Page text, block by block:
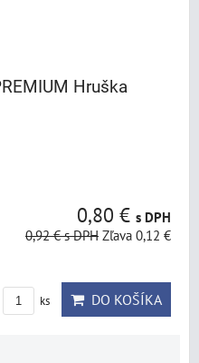
Hruška
0,80 € s DPH
0,92 €s DPH Zľava 0,12 €
ks DO KOŠÍKA